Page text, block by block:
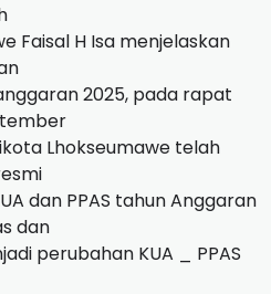
Faisal H Isa menjelaskan
2025, pada rapat
Lhokseumawe telah
dan PPAS tahun Anggaran
dan
perubahan KUA _ PPAS